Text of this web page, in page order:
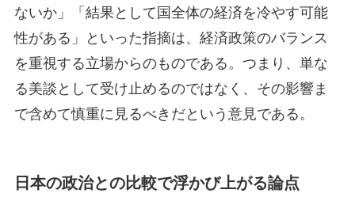
ないか」「結果として国全体の経済を冷やす可能
性がある」といった指摘は、経済政策のバランス
を重視する立場からのものである。つまり、単な
る美談として受け止めるのではなく、その影響ま
で含めて慎重に見るべきだという意見である。
日本の政治との比較で浮かび上がる論点